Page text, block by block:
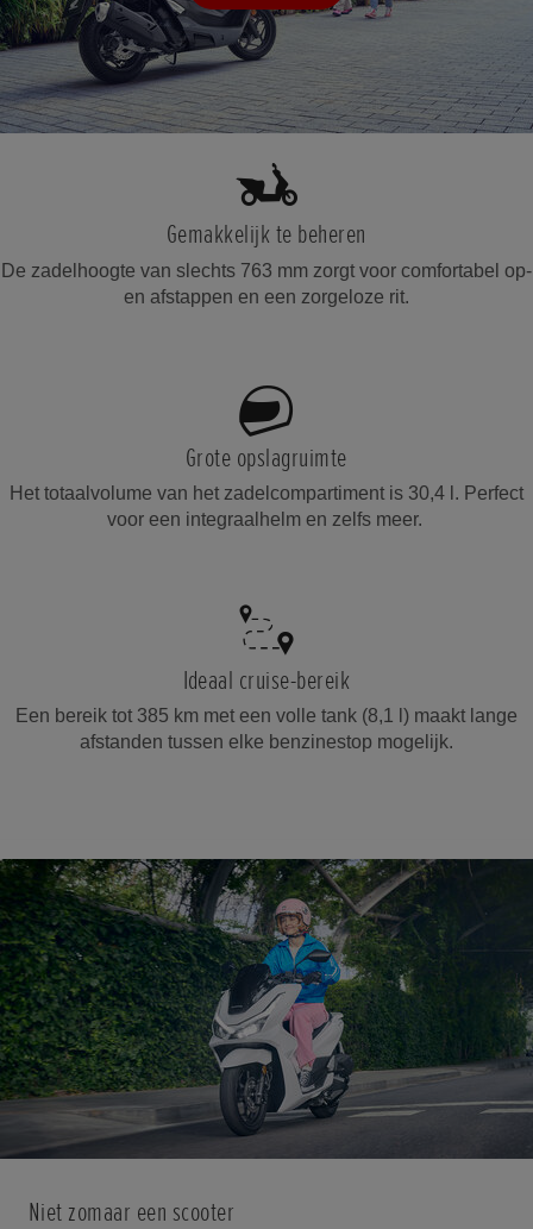
Gemakkelijk te beheren
De zadelhoogte van slechts 763 mm zorgt voor comfortabel op-
en afstappen en een zorgeloze rit.
Grote opslagruimte
Het totaalvolume van het zadelcompartiment is 30,4 l. Perfect
voor een integraalhelm en zelfs meer.
Ideaal cruise-bereik
Een bereik tot 385 km met een volle tank (8,1 l) maakt lange
afstanden tussen elke benzinestop mogelijk.
Niet zomaar een scooter